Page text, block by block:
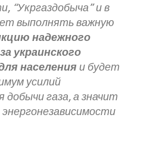
“Укргаздобыча” и в
выполнять важную
надежного
украинского
населенияи будет
усилий
добычи газа, а значит